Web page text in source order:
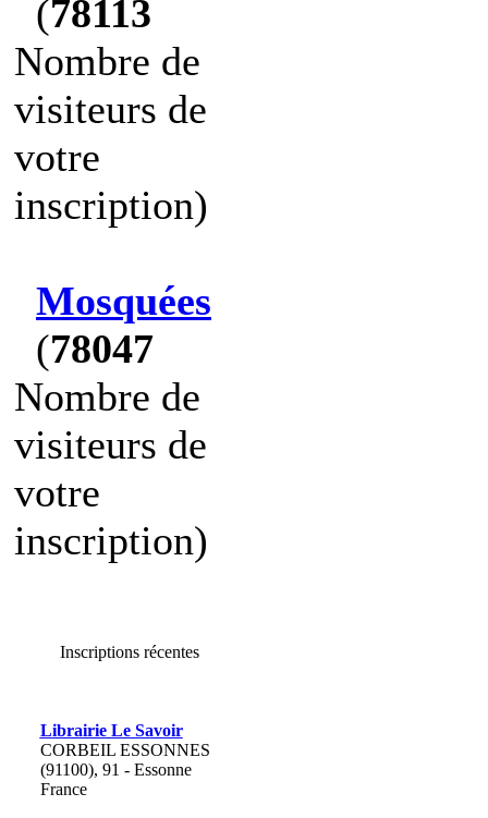
(78113
Nombre de
visiteurs de
votre
inscription)
Mosquées
(78047
Nombre de
visiteurs de
votre
inscription)
Inscriptions récentes
Librairie Le Savoir
CORBEIL ESSONNES
(91100), 91 - Essonne
France